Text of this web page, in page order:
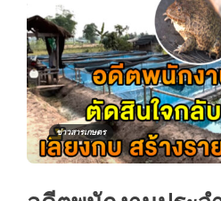
ข่าวสารเกษตร